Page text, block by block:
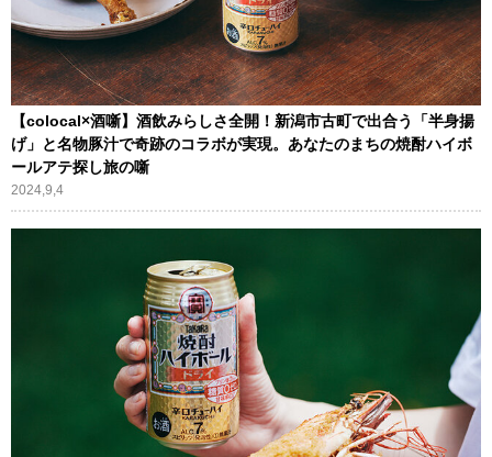
【colocal×酒噺】酒飲みらしさ全開！新潟市古町で出合う「半身揚
げ」と名物豚汁で奇跡のコラボが実現。あなたのまちの焼酎ハイボ
ールアテ探し旅の噺
2024,9,4